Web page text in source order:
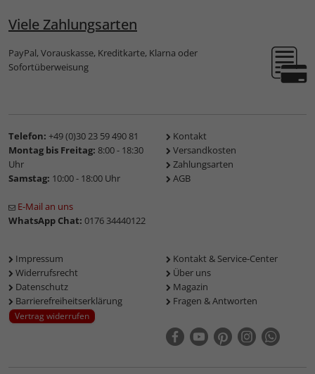
Viele Zahlungsarten
PayPal, Vorauskasse, Kreditkarte, Klarna oder
Sofortüberweisung
Telefon: +49 (0)30 23 59 490 81
Montag bis Freitag: 8:00 - 18:30
Uhr
Samstag: 10:00 - 18:00 Uhr
E-Mail an uns
WhatsApp Chat: 0176 34440122
Kontakt
Versandkosten
Zahlungsarten
AGB
Impressum
Widerrufsrecht
Datenschutz
Barrierefreiheitserklärung
Vertrag widerrufen
Kontakt & Service-Center
Über uns
Magazin
Fragen & Antworten